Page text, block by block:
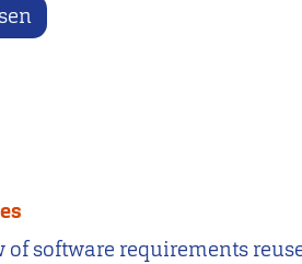
of software requirements